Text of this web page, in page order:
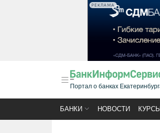
РЕКЛАМА
Портал о банках
БАНКИ НОВОСТИ